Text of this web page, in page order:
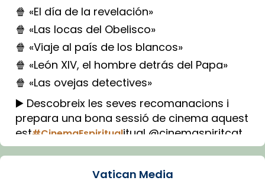
🍿 «El día de la revelación»
🍿 «Las locas del Obelisco»
🍿 «Viaje al país de los blancos»
🍿 «León XIV, el hombre detrás del Papa»
🍿 «Las ovejas detectives»
▶️ Descobreix les seves recomanacions i
prepara una bona sessió de cinema aquest
est#CinemaEspiritualitual @cinemaspiritcat
Imatge: Generada amb IA (OpenAI)
Vatican Media